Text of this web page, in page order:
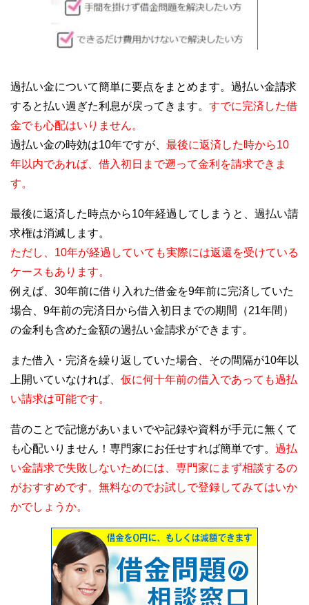
過払い金について簡単に要点をまとめます。過払い金請求
すると払い過ぎた利息が戻ってきます。 すでに完済した借
金でも心配はいりません。
過払い金の時効は10年ですが、 最後に返済した時から10
年以内であれば、借入初日まで遡って金利を請求できま
す。
最後に返済した時点から10年経過してしまうと、過払い請
求権は消滅します。
ただし、10年が経過していても実際には返還を受けている
ケースもあります。
例えば、30年前に借り入れた借金を9年前に完済していた
場合、9年前の完済日から借入初日までの期間（21年間）
の金利も含めた金額の過払い金請求ができます。
また借入・完済を繰り返していた場合、その間隔が10年以
上開いていなければ、 仮に何十年前の借入であっても過払
い請求は可能です。
昔のことで記憶があいまいでや記録や資料が手元に無くて
も心配いりません！専門家にお任せすれば簡単です。 過払
い金請求で失敗しないためには、専門家にまず相談するの
がおすすめです。無料なのでお試しで登録してみてはいか
かでしょうか。